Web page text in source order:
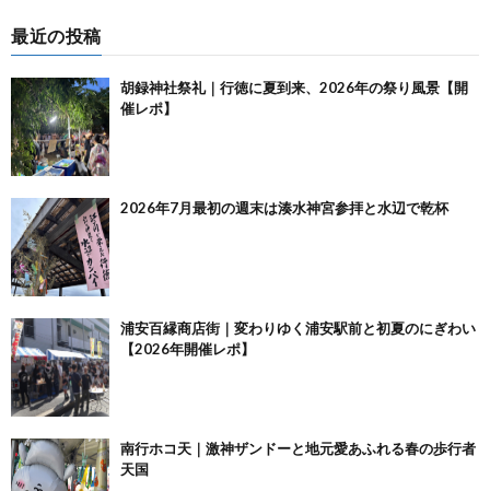
最近の投稿
胡録神社祭礼｜行徳に夏到来、2026年の祭り風景【開
催レポ】
2026年7月最初の週末は湊水神宮参拝と水辺で乾杯
浦安百縁商店街｜変わりゆく浦安駅前と初夏のにぎわい
【2026年開催レポ】
南行ホコ天｜激神ザンドーと地元愛あふれる春の歩行者
天国